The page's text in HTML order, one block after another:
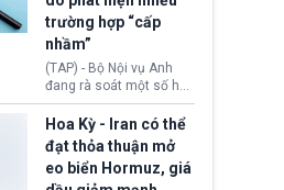
nay, người mắc viêm
gan B hoặc viêm gan C
sẽ không còn bị mặc
định không đáp ứng tiêu
chuẩn sức khỏe chỉ vì
chi phí điều trị khi nộp hồ
trường hợp “cấp
nhầm”
(TAP) - Bộ Nội vụ Anh
đang rà soát một số hồ
sơ thuộc Chương trình
Định cư EU (EU
Settlement Scheme -
EUSS) sau khi xác định
có trường hợp được cấp
Hoa Kỳ - Iran có thể
đạt thỏa thuận mở
eo biển Hormuz, giá